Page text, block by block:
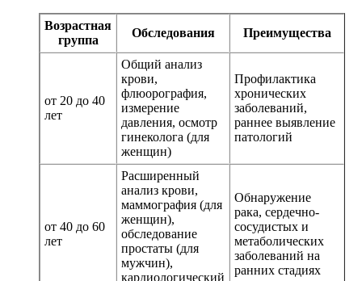
Возрастная
группа
Обследования Преимущества
от 20 до 40
лет
Общий анализ
крови,
флюорография,
измерение
давления, осмотр
гинеколога (для
женщин)
Профилактика
хронических
заболеваний,
раннее выявление
патологий
от 40 до 60
лет
Расширенный
анализ крови,
маммография (для
женщин),
обследование
простаты (для
мужчин),
кардиологический
Обнаружение
рака, сердечно-
сосудистых и
метаболических
заболеваний на
ранних стадиях